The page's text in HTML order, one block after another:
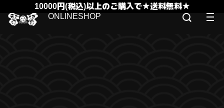
10000円(税込)以上のご購入で★送料無料★
ONLINESHOP